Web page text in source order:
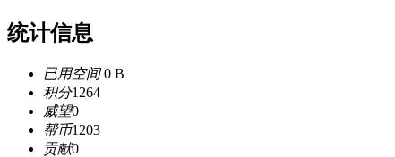
统计信息
已用空间0 B
积分1264
威望0
帮币1203
贡献0